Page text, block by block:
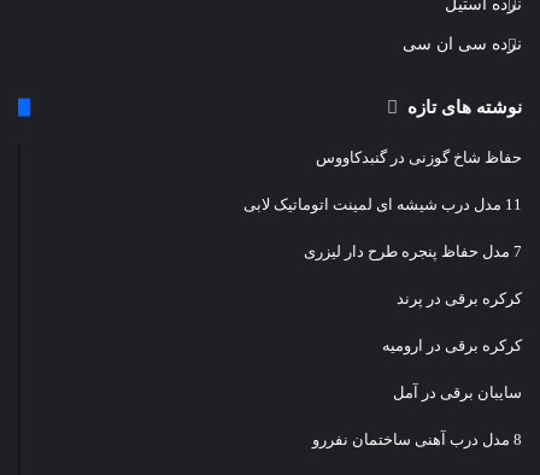
نرده استیل
نرده سی ان سی
نوشته های تازه
حفاظ شاخ گوزنی در گنبدکاووس
11 مدل درب شیشه ای لمینت اتوماتیک لابی
7 مدل حفاظ پنجره طرح دار لیزری
کرکره برقی در پرند
کرکره برقی در ارومیه
سایبان برقی در آمل
8 مدل درب آهنی ساختمان نفررو